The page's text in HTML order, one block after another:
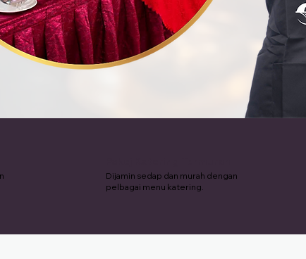
Dijamin sedap dan murah dengan
pelbagai menu katering.